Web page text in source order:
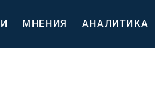
МНЕНИЯ АНАЛИТИКА